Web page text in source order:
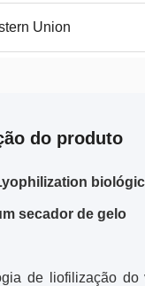
Union
do produto
secador de gelo
de liofilização do